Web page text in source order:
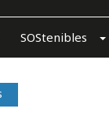
SOStenibles